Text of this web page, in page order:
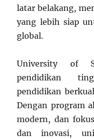
latar belakang,
yang lebih siap
global.
University of
pendidikan
pendidikan
Dengan program
modern, dan
dan inovasi,